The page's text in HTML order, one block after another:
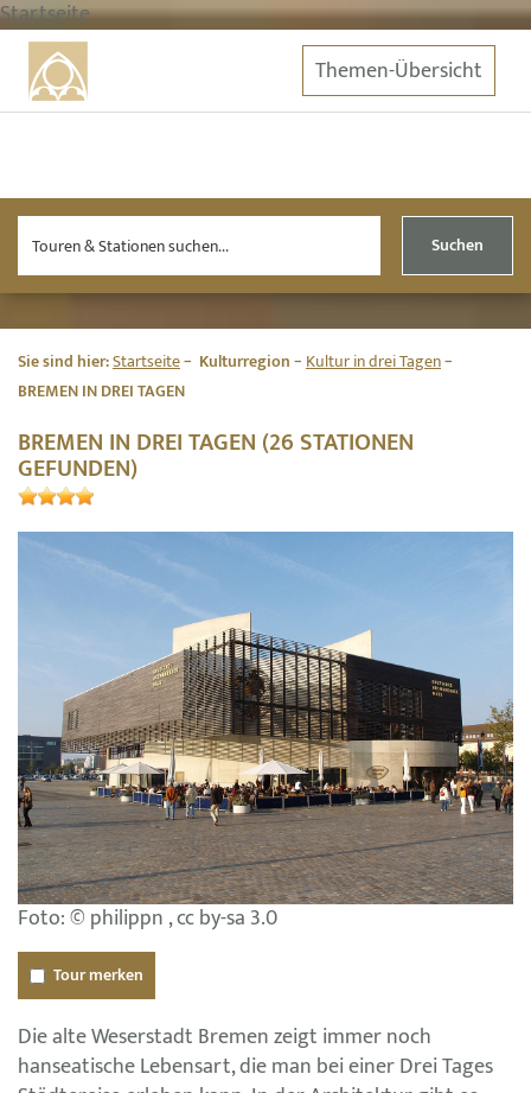
Startseite
Themen-Übersicht
Suchen
Sie sind hier:Startseite Kulturregion
Kultur in drei Tagen
BREMEN IN DREI TAGEN
BREMEN IN DREI TAGEN (26 STATIONEN
GEFUNDEN)
Foto: © philippn , cc by-sa 3.0
Tour merken
Die alte Weserstadt Bremen zeigt immer noch
hanseatische Lebensart, die man bei einer Drei Tages